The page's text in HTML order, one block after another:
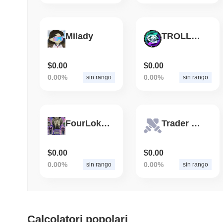
Milady
$0.00
0.00% sin rango
TROLLANA
$0.00
0.00% sin rango
FourLoko8BallRhinoPillInu
$0.00
0.00% sin rango
Trader Royale
$0.00
0.00% sin rango
Calcolatori popolari